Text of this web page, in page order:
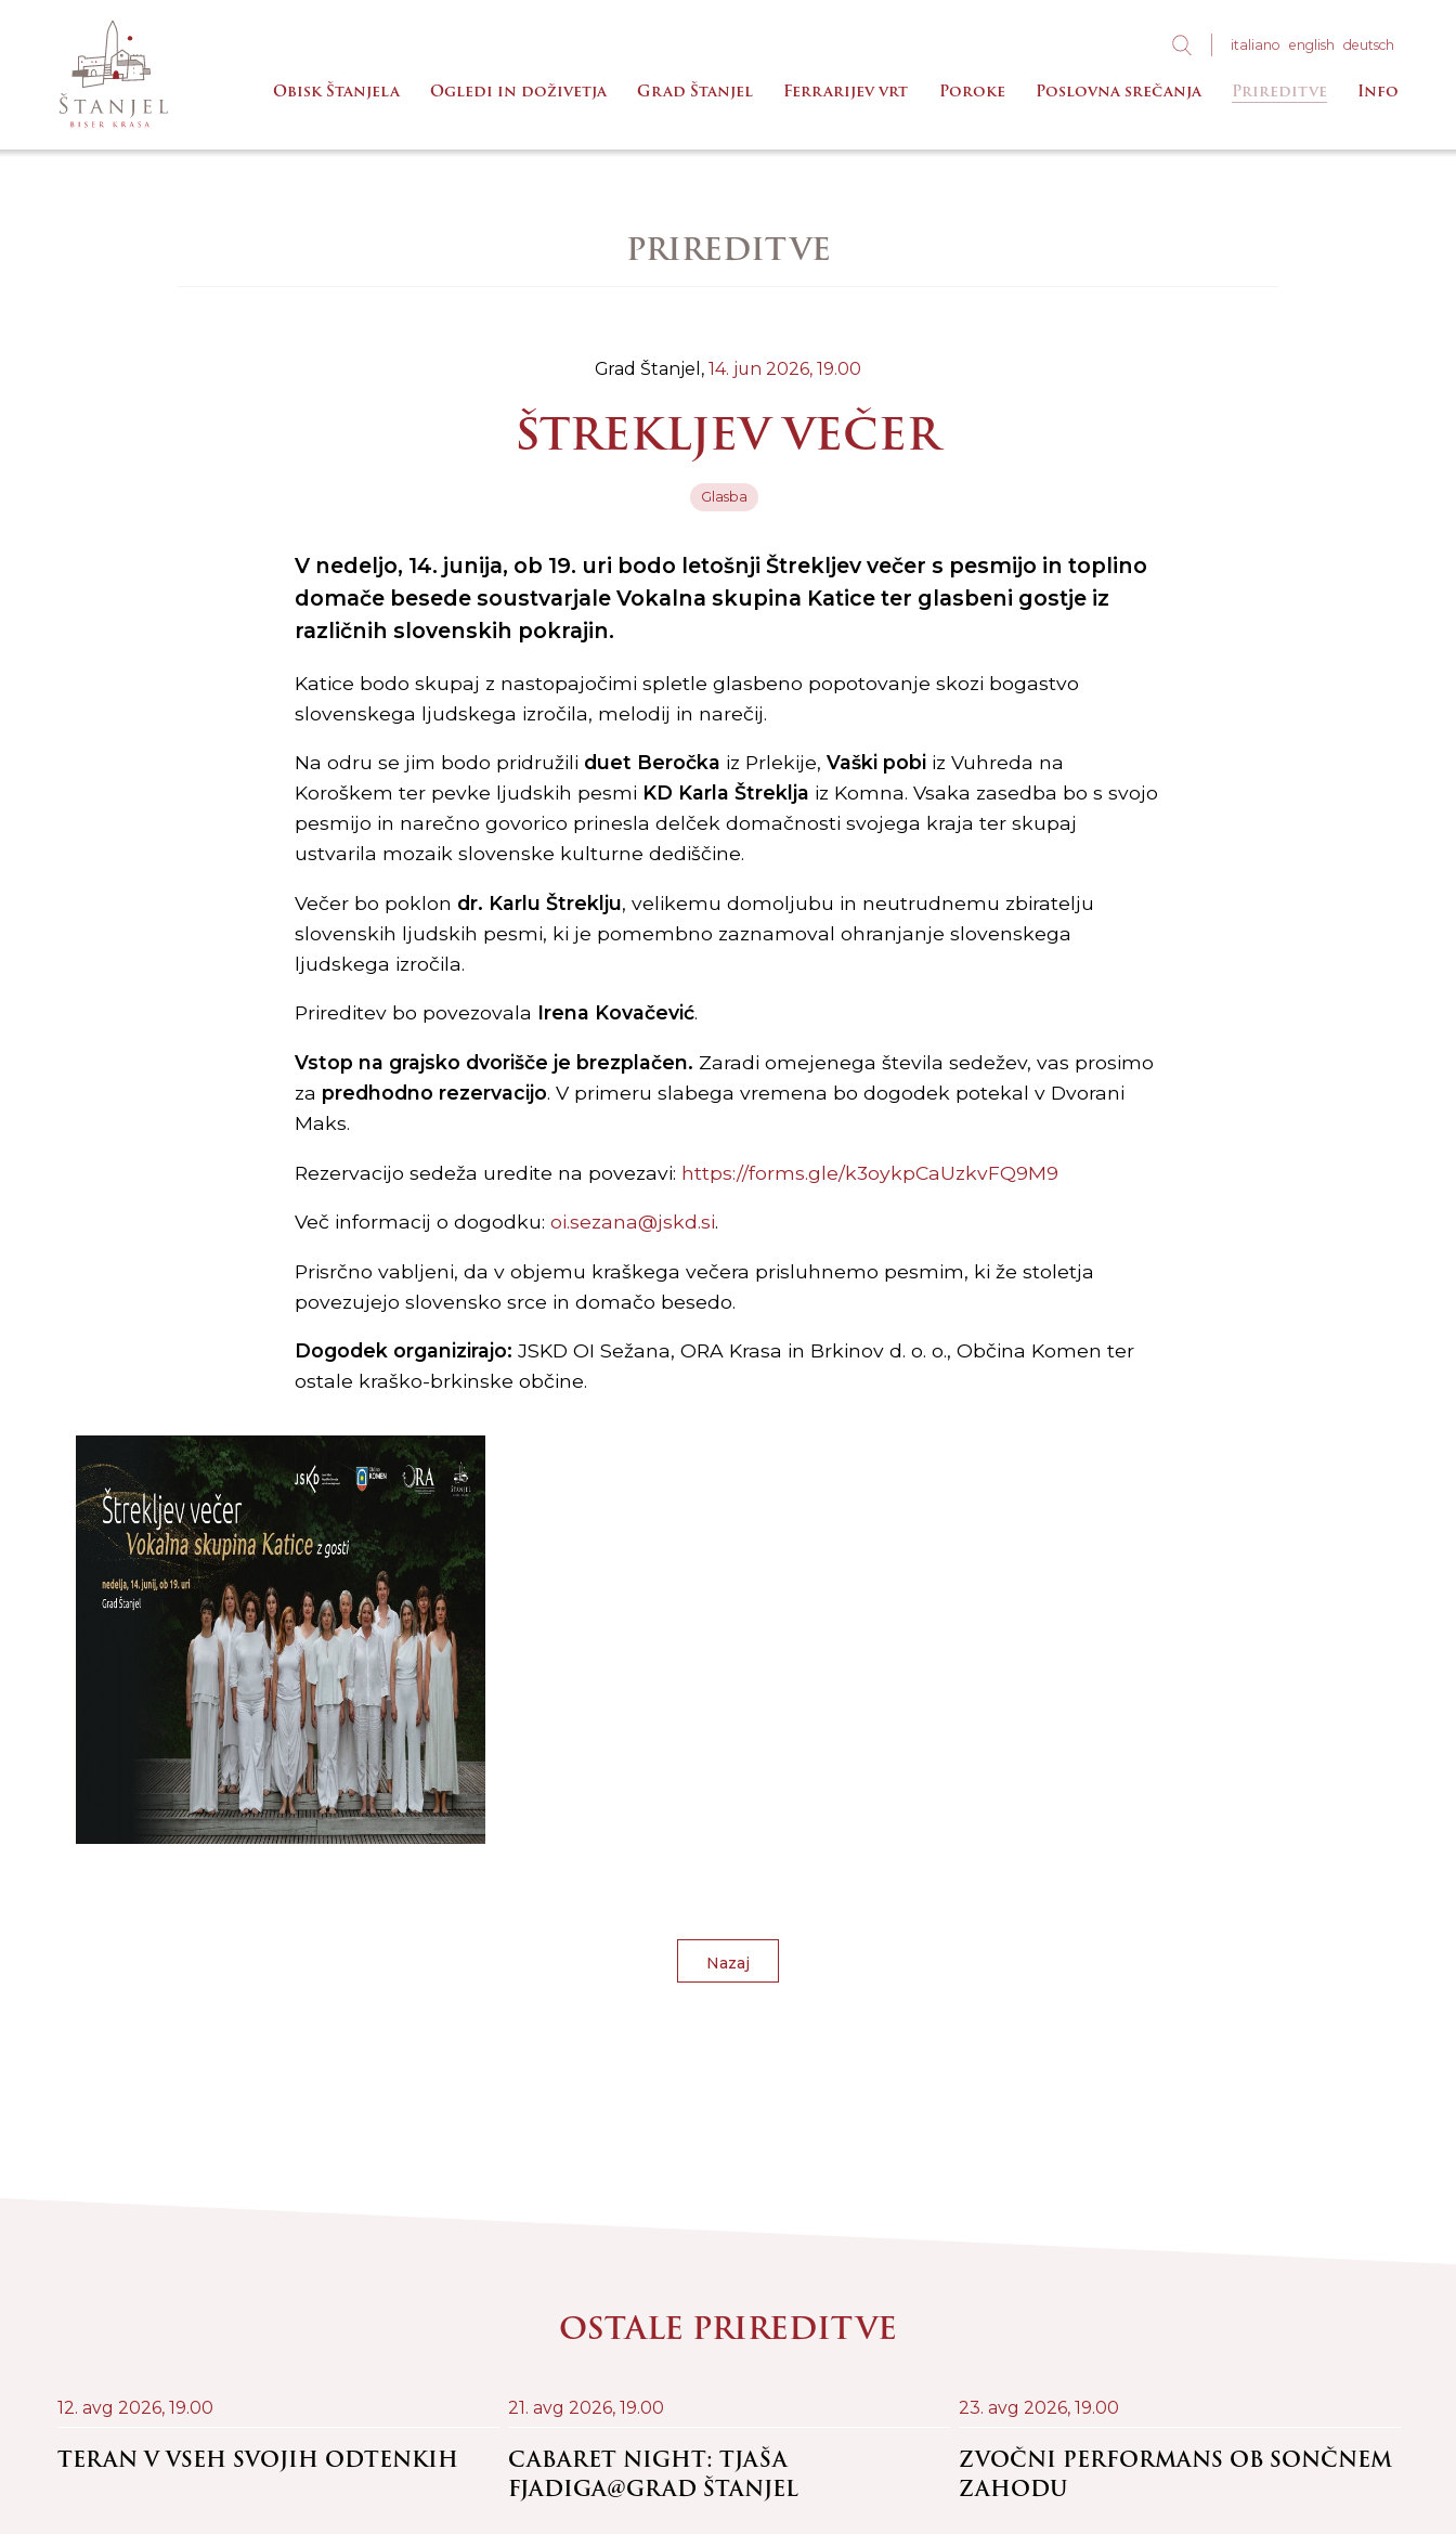
italiano english deutsch
Obisk Štanjela Ogledi in doživetja Grad Štanjel Ferrarijev vrt Poroke Poslovna srečanja Prireditve Info
PRIREDITVE
Grad Štanjel, 14. jun 2026, 19.00
ŠTREKLJEV VEČER
Glasba
V nedeljo, 14. junija, ob 19. uri bodo letošnji Štrekljev večer s pesmijo in toplino
domače besede soustvarjale Vokalna skupina Katice ter glasbeni gostje iz
različnih slovenskih pokrajin.
Katice bodo skupaj z nastopajočimi spletle glasbeno popotovanje skozi bogastvo
slovenskega ljudskega izročila, melodij in narečij.
Na odru se jim bodo pridružili duet Beročka iz Prlekije, Vaški pobi iz Vuhreda na
Koroškem ter pevke ljudskih pesmi KD Karla Štreklja iz Komna. Vsaka zasedba bo s svojo
pesmijo in narečno govorico prinesla delček domačnosti svojega kraja ter skupaj
ustvarila mozaik slovenske kulturne dediščine.
Večer bo poklon dr. Karlu Štreklju, velikemu domoljubu in neutrudnemu zbiratelju
slovenskih ljudskih pesmi, ki je pomembno zaznamoval ohranjanje slovenskega
ljudskega izročila.
Prireditev bo povezovala Irena Kovačević.
Vstop na grajsko dvorišče je brezplačen. Zaradi omejenega števila sedežev, vas prosimo
za predhodno rezervacijo. V primeru slabega vremena bo dogodek potekal v Dvorani
Maks.
Rezervacijo sedeža uredite na povezavi: https://forms.gle/k3oykpCaUzkvFQ9M9
Več informacij o dogodku: oi.sezana@jskd.si.
Prisrčno vabljeni, da v objemu kraškega večera prisluhnemo pesmim, ki že stoletja
povezujejo slovensko srce in domačo besedo.
Dogodek organizirajo: JSKD OI Sežana, ORA Krasa in Brkinov d. o. o., Občina Komen ter
ostale kraško-brkinske občine.
Nazaj
OSTALE PRIREDITVE
12. avg 2026, 19.00
TERAN V VSEH SVOJIH ODTENKIH
21. avg 2026, 19.00
CABARET NIGHT: TJAŠA
FJADIGA@GRAD ŠTANJEL
23. avg 2026, 19.00
ZVOČNI PERFORMANS OB SONČNEM
ZAHODU